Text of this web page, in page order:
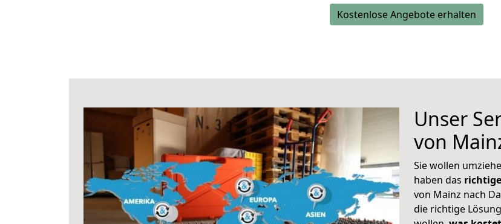
Kostenlose Angebote erhalten
Unser
von
Sie wollen
haben das
von Mainz nach
die richtige